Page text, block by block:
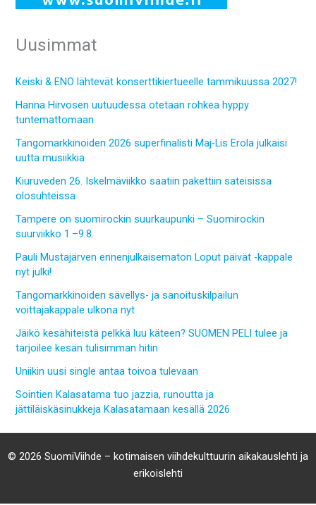
Uusimmat
Keiski & ENO lähtevät konserttikiertueelle tammikuussa 2027!
Hanna Hirvosen uutuudessa otetaan rohkea hyppy
tuntemattomaan
Tangomarkkinoiden 2026 superfinalisti Maj-Lis Erola julkaisi
uutta musiikkia
Kiuruveden 26. Iskelmäviikko saatiin pakettiin sateisissa
olosuhteissa
Tampere on suomirockin suurkaupunki – Suomirockin
suurviikko 1.–9.8.
Pauli Mustajärven ennenjulkaisematon Loput päivät -kappale
nyt julki!
Tangomarkkinoiden sävellys- ja sanoituskilpailun
voittajakappale ulkona nyt
Jäikö kesähiteistä pelkkä luu käteen? SUOMEN PELI tulee ja
tarjoilee kesän tulisimman hitin
Uniikin uusi single antaa toivoa tulevaan
Sointien Kalasatama tuo jazzia, runoutta ja
jättiläiskäsinukkeja Kalasatamaan kesällä 2026
© 2026 SuomiViihde – kotimaisen viihdekulttuurin aikakauslehti ja
erikoislehti